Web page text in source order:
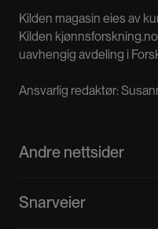
Kilden magasin eies av
Kilden
uavhengig avdeling i
Ansvarlig redaktør:
Andre nettsider
Kvinnehistorie.no
Snarveier